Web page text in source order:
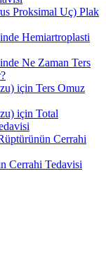
Proksimal Uç) Plak
Hemiartroplasti
Ne Zaman Ters
için Ters Omuz
için Total
Cerrahi
Cerrahi Tedavisi